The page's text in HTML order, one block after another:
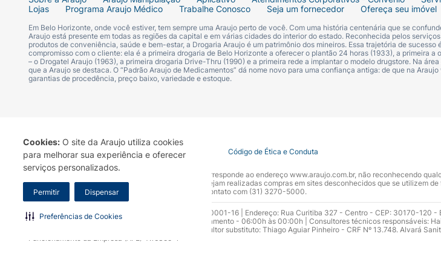
Cookies: O site da Araujo utiliza cookies
para melhorar sua experiência e oferecer
serviços personalizados.
Permitir Dispensar
Preferências de Cookies
embalagem original. Após aberto, mantenha o frasco bem fechado e fora do
Não utilize o medicamento após o prazo de validade indicado na embalagem.
Xarope Dexclorfeniramina + Betametasona é um medicamento vendido sob
canais digitais (site, aplicativo, WhatsApp ou Drogatel) e precise de informações
Ainda ficou alguma dúvida?
Se você precisar de informações adicionais sobre Dexclorfeniramina +
Lojas
Programa Araujo Médico Trabalhe Conosco Seja um fornecedor Ofereça seu imóvel
Em Belo Horizonte, onde você estiver, tem sempre uma Araujo perto de você. Com uma história centenária que se
Araujo está presente em todas as regiões da capital e em várias cidades do interior do estado. Reconhecida pelos
produtos de conveniência, saúde e bem-estar, a Drogaria Araujo é um patrimônio dos mineiros. Essa trajetória de sucesso
compromisso com o cliente: ela é a primeira drogaria de Belo Horizonte a oferecer o plantão 24 horas (1933), a primeira
– o Drogatel Araujo (1963), a primeira drogaria Drive-Thru (1990) e a primeira rede a implantar o modelo drugstore. Na
que a Araujo se destaca. O “Padrão Araujo de Medicamentos” dá nome novo para uma confiança antiga: de que na
garantias de procedência, preço baixo, variedade e estoque.
Termo de Uso Portal da Privacidade Covid-19 Código de Ética e Conduta
A Drogaria Araujo S/A informa que o seu site oficial corresponde ao endereço www.araujo.com.br, não reconhecendo
marca. Para sua segurança recomendamos que não sejam realizadas compras em sites desconhecidos que se utilizem
Araujo S.A. Em caso de dúvidas, gentileza entrar em contato com (31) 3270-5000.
Razão Social: Drogaria Araujo S.A | CNPJ: 17.256.512.0001-16 | Endereço: Rua Curitiba 327 - Centro - CEP: 30170-120
0300.313.1010 e (31) 3270-5000 Horário de funcionamento - 06:00h às 00:00h | Consultores técnicos responsáveis:
10.965 | Yasmin Silva Alvarenga – CRF 52.584 - Consultor substituto: Thiago Aguiar Pinheiro - CRF Nº 13.748. Alvará
Funcionamento da Empresa (AFE): 7.16355-1